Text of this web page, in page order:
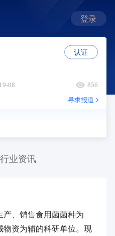
登录
08 856
寻求报道
认证
行业资讯
、销售食用菌菌种为
资为辅的科研单位。现